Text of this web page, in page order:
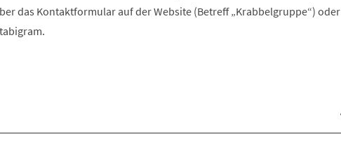
das Kontaktformular auf der Website (Betreff „Krabbelgruppe“) oder